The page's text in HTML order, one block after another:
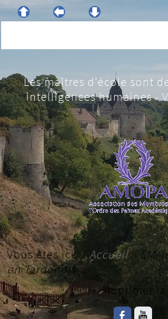
Les maîtres d'école sont
intelligences humaines -
Vous êtes ici :Accueil»CM
en Tardenois
Imprimer